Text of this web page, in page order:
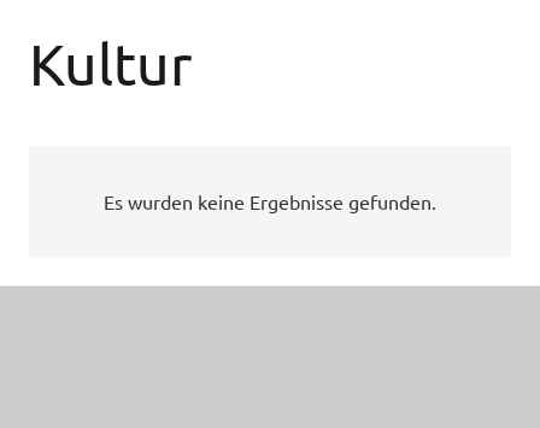
Kultur
Es wurden keine Ergebnisse gefunden.